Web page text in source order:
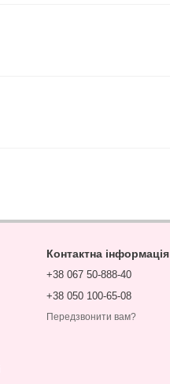
Контактна інформація
+38 067 50-888-40
+38 050 100-65-08
Передзвонити вам?